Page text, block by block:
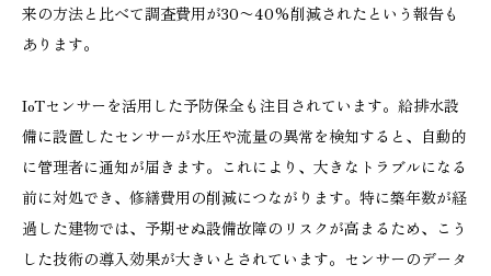
来の方法と比べて調査費用が30〜40%削減されたという報告も
あります。
IoTセンサーを活用した予防保全も注目されています。給排水設
備に設置したセンサーが水圧や流量の異常を検知すると、自動的
に管理者に通知が届きます。これにより、大きなトラブルになる
前に対処でき、修繕費用の削減につながります。特に築年数が経
過した建物では、予期せぬ設備故障のリスクが高まるため、こう
した技術の導入効果が大きいとされています。センサーのデータ